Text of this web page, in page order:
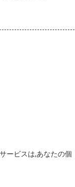
ービスは,あなたの個